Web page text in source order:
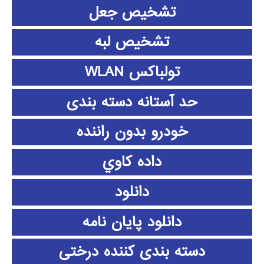
تشخیص جعل
تشخیص لبه
تولباکس WLAN
حد آستانه دسته بندی
خودرو بدون راننده
داده كاوي
دانلود
دانلود پايان نامه
دسته بندی کننده درختی